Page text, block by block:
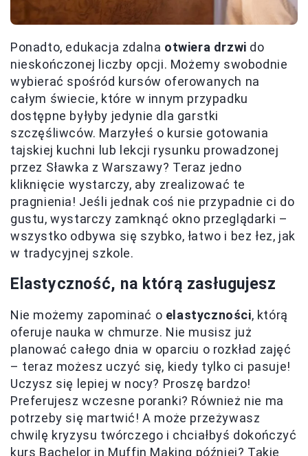
Ponadto, edukacja zdalna otwiera drzwi do
nieskończonej liczby opcji. Możemy swobodnie
wybierać spośród kursów oferowanych na
całym świecie, które w innym przypadku
dostępne byłyby jedynie dla garstki
szczęśliwców. Marzyłeś o kursie gotowania
tajskiej kuchni lub lekcji rysunku prowadzonej
przez Sławka z Warszawy? Teraz jedno
kliknięcie wystarczy, aby zrealizować te
pragnienia! Jeśli jednak coś nie przypadnie ci do
gustu, wystarczy zamknąć okno przeglądarki –
wszystko odbywa się szybko, łatwo i bez łez, jak
w tradycyjnej szkole.
Elastyczność, na którą zasługujesz
Nie możemy zapominać o elastyczności, którą
oferuje nauka w chmurze. Nie musisz już
planować całego dnia w oparciu o rozkład zajęć
– teraz możesz uczyć się, kiedy tylko ci pasuje!
Uczysz się lepiej w nocy? Proszę bardzo!
Preferujesz wczesne poranki? Również nie ma
potrzeby się martwić! A może przeżywasz
chwilę kryzysu twórczego i chciałbyś dokończyć
kurs Bachelor in Muffin Making później? Takie